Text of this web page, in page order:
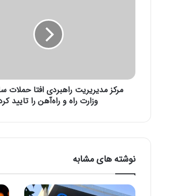
ی
ر
ر
د
ی
مرکز مدیریریت راهبردی افتا حملات
وزارت راه و راه‌آهن را تایید
نوشته های مشابه